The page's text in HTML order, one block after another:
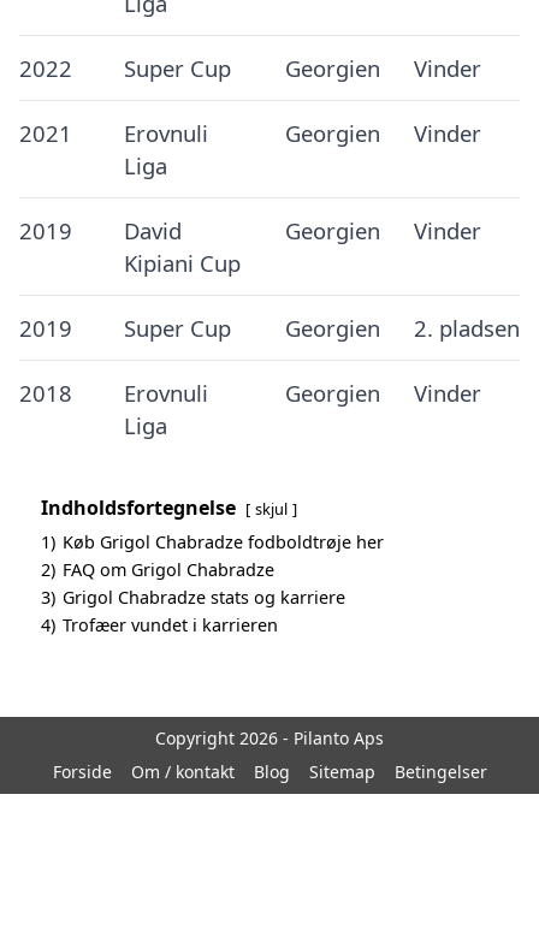
2022 Super Cup Georgien Vinder
2021
Erovnuli
Liga
Georgien Vinder
2019
David
Kipiani Cup
Georgien Vinder
2019 Super Cup Georgien 2. pladsen
2018
Erovnuli
Liga
Georgien Vinder
Indholdsfortegnelse skjul
1) Køb Grigol Chabradze fodboldtrøje her
2) FAQ om Grigol Chabradze
3) Grigol Chabradze stats og karriere
4) Trofæer vundet i karrieren
Copyright 2026 - Pilanto Aps
Forside
Om / kontakt Blog Sitemap Betingelser